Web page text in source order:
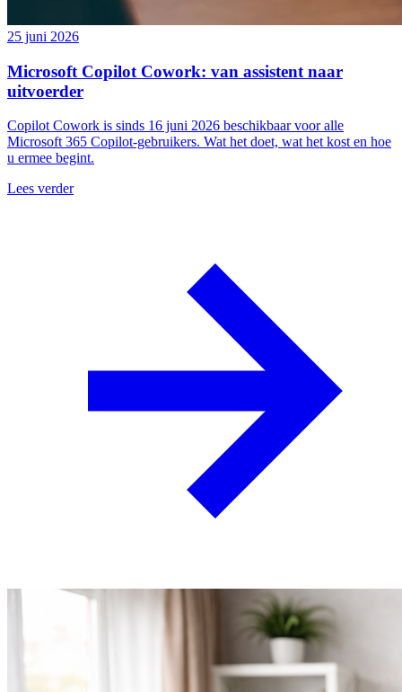
25 juni 2026
Microsoft Copilot Cowork: van assistent naar
uitvoerder
Copilot Cowork is sinds 16 juni 2026 beschikbaar voor alle
Microsoft 365 Copilot-gebruikers. Wat het doet, wat het kost en hoe
u ermee begint.
Lees verder